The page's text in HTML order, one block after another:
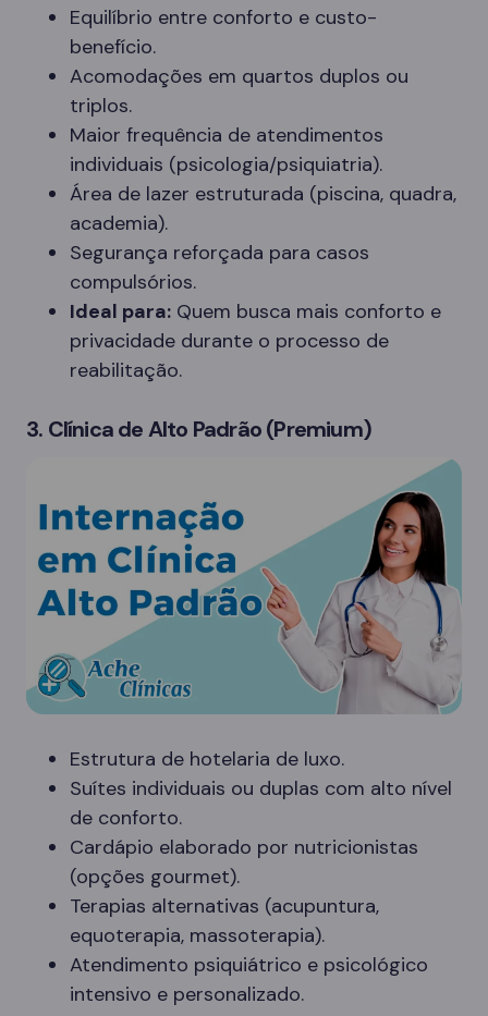
Equilíbrio entre conforto e custo-
benefício.
Acomodações em quartos duplos ou
triplos.
Maior frequência de atendimentos
individuais (psicologia/psiquiatria).
Área de lazer estruturada (piscina, quadra,
academia).
Segurança reforçada para casos
compulsórios.
Ideal para: Quem busca mais conforto e
privacidade durante o processo de
reabilitação.
3. Clínica de Alto Padrão (Premium)
Estrutura de hotelaria de luxo.
Suítes individuais ou duplas com alto nível
de conforto.
Cardápio elaborado por nutricionistas
(opções gourmet).
Terapias alternativas (acupuntura,
equoterapia, massoterapia).
Atendimento psiquiátrico e psicológico
intensivo e personalizado.